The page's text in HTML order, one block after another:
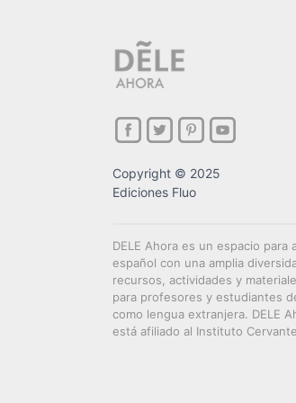
Copyright © 2025
Ediciones Fluo
DELE Ahora es un espacio para
español con una amplia
recursos, actividades y
para profesores y estudiantes
como lengua extranjera. DELE
está afiliado al Instituto